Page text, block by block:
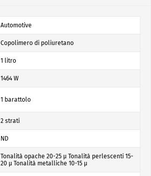
Automotive
Copolimero di poliuretano
1 litro
1464 W
1 barattolo
2 strati
ND
Tonalità opache 20-25 µ Tonalità perlescenti 15-
20 µ Tonalità metalliche 10-15 µ